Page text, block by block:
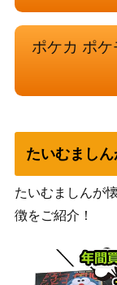
メガヤミラミ&バ
2/094】
Ｎのゾロアークex
コライドンex（
4a 360/190】
ピカチュウ＆ゼク
（HR）【SM9
ポケカ ポ
たいむまし
たいむましんが
徴をご紹介！